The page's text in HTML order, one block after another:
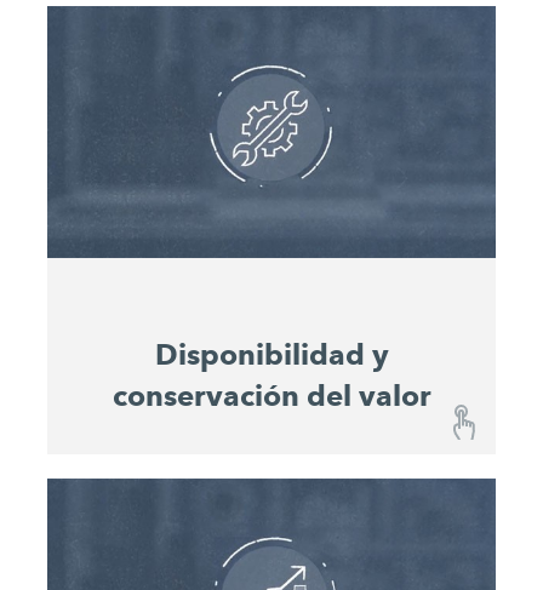
El panel de control fácil de usar le ofrece en todo
momento una visión general de las obras y del
progreso del trabajo sin que tenga que estar
presente. El uso de las máquinas y el consumo
de material de todas las máquinas en la obra se
muestran en una vista general consolidada, lo
que permite una planificación y un cálculo
coherentes de los proyectos.
Disponibilidad y
conservación del valor
Con el John Deere Operations Center™ siempre
estará informado sobre el estado de cada una de